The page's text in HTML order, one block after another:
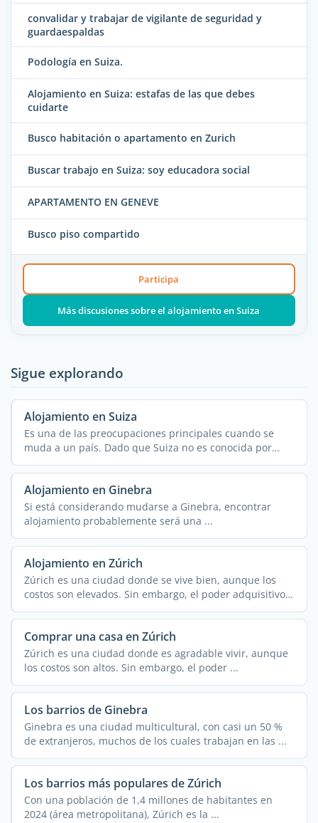
convalidar y trabajar de vigilante de seguridad y
guardaespaldas
Podología en Suiza.
Alojamiento en Suiza: estafas de las que debes
cuidarte
Busco habitación o apartamento en Zurich
Buscar trabajo en Suiza: soy educadora social
APARTAMENTO EN GENEVE
Busco piso compartido
Participa
Más discusiones sobre el alojamiento en Suiza
Sigue explorando
Alojamiento en Suiza
Es una de las preocupaciones principales cuando se
muda a un país. Dado que Suiza no es conocida por
tener ...
Alojamiento en Ginebra
Si está considerando mudarse a Ginebra, encontrar
alojamiento probablemente será una ...
Alojamiento en Zúrich
Zúrich es una ciudad donde se vive bien, aunque los
costos son elevados. Sin embargo, el poder adquisitivo
...
Comprar una casa en Zúrich
Zúrich es una ciudad donde es agradable vivir, aunque
los costos son altos. Sin embargo, el poder ...
Los barrios de Ginebra
Ginebra es una ciudad multicultural, con casi un 50 %
de extranjeros, muchos de los cuales trabajan en las ...
Los barrios más populares de Zúrich
Con una población de 1,4 millones de habitantes en
2024 (área metropolitana), Zúrich es la ...